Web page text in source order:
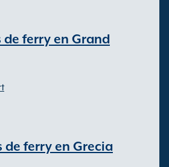
de ferry en Grand
de ferry en Grecia